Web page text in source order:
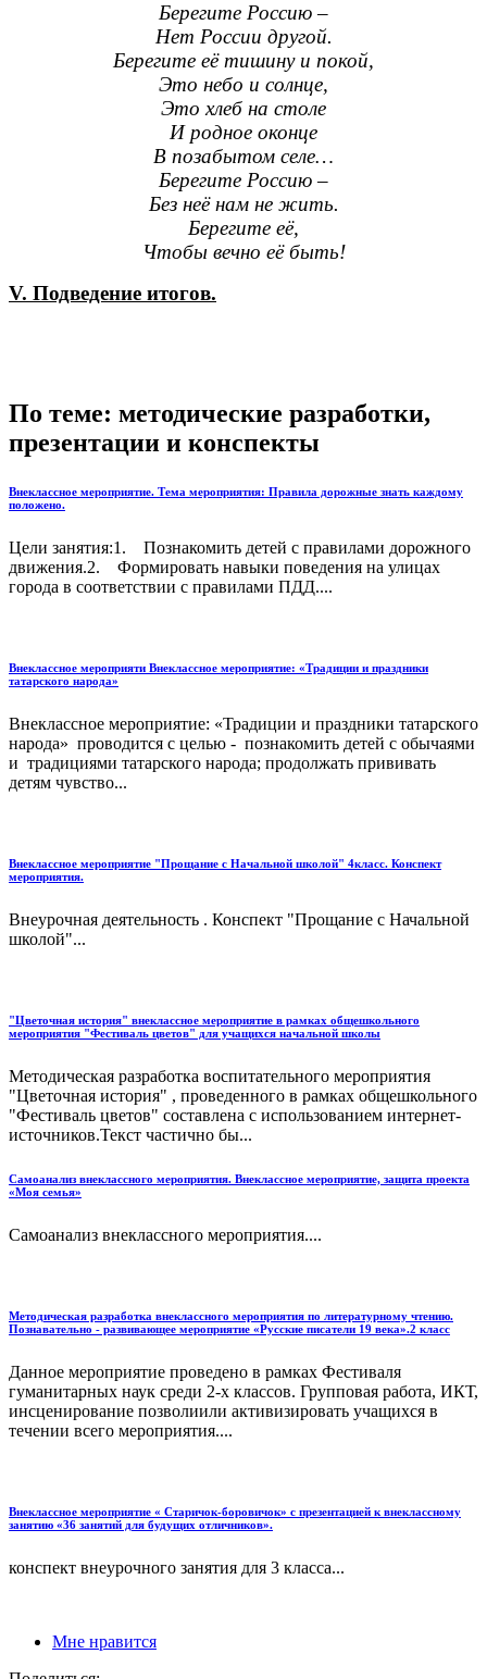
Берегите Россию –
Нет России другой.
Берегите её тишину и покой,
Это небо и солнце,
Это хлеб на столе
И родное оконце
В позабытом селе…
Берегите Россию –
Без неё нам не жить.
Берегите её,
Чтобы вечно её быть!
V. Подведение итогов.
По теме: методические разработки,
презентации и конспекты
Внеклассное мероприятие. Тема мероприятия: Правила дорожные знать каждому
положено.
Цели занятия:1. Познакомить детей с правилами дорожного
движения.2. Формировать навыки поведения на улицах
города в соответствии с правилами ПДД....
Внеклассное мероприяти Внеклассное мероприятие: «Традиции и праздники
татарского народа»
Внеклассное мероприятие: «Традиции и праздники татарского
народа» проводится с целью - познакомить детей с обычаями
и традициями татарского народа; продолжать прививать
детям чувство...
Внеклассное мероприятие "Прощание с Начальной школой" 4класс. Конспект
мероприятия.
Внеурочная деятельность . Конспект "Прощание с Начальной
школой"...
"Цветочная история" внеклассное мероприятие в рамках общешкольного
мероприятия "Фестиваль цветов" для учащихся начальной школы
Методическая разработка воспитательного мероприятия
"Цветочная история" , проведенного в рамках общешкольного
"Фестиваль цветов" составлена с использованием интернет-
источников.Текст частично бы...
Самоанализ внеклассного мероприятия. Внеклассное мероприятие, защита проекта
«Моя семья»
Самоанализ внеклассного мероприятия....
Методическая разработка внеклассного мероприятия по литературному чтению.
Познавательно - развивающее мероприятие «Русские писатели 19 века».2 класс
Данное мероприятие проведено в рамках Фестиваля
гуманитарных наук среди 2-х классов. Групповая работа, ИКТ,
инсценирование позволиили активизировать учащихся в
течении всего мероприятия....
Внеклассное мероприятие « Старичок-боровичок» с презентацией к внеклассному
занятию «36 занятий для будущих отличников».
конспект внеурочного занятия для 3 класса...
Мне нравится